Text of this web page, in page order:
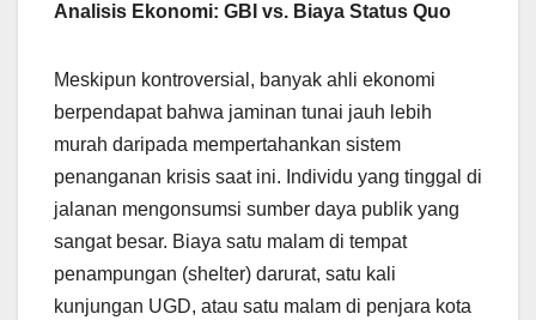
Analisis Ekonomi: GBI vs. Biaya Status Quo
Meskipun kontroversial, banyak ahli ekonomi
berpendapat bahwa jaminan tunai jauh lebih
murah daripada mempertahankan sistem
penanganan krisis saat ini. Individu yang tinggal di
jalanan mengonsumsi sumber daya publik yang
sangat besar. Biaya satu malam di tempat
penampungan (shelter) darurat, satu kali
kunjungan UGD, atau satu malam di penjara kota